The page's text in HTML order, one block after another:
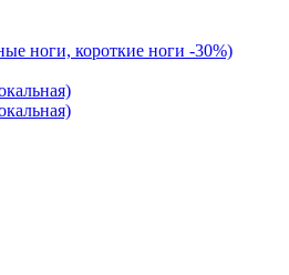
ноги, короткие ноги -30%)